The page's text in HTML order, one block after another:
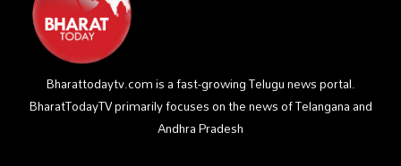
Bharattodaytv.com is a fast-growing Telugu news portal.
BharatTodayTV primarily focuses on the news of Telangana and
Andhra Pradesh